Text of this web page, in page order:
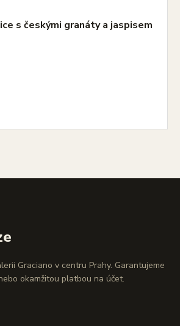
s českými granáty a jaspisem
Graciano v centru Prahy. Garantujeme
okamžitou platbou na účet.